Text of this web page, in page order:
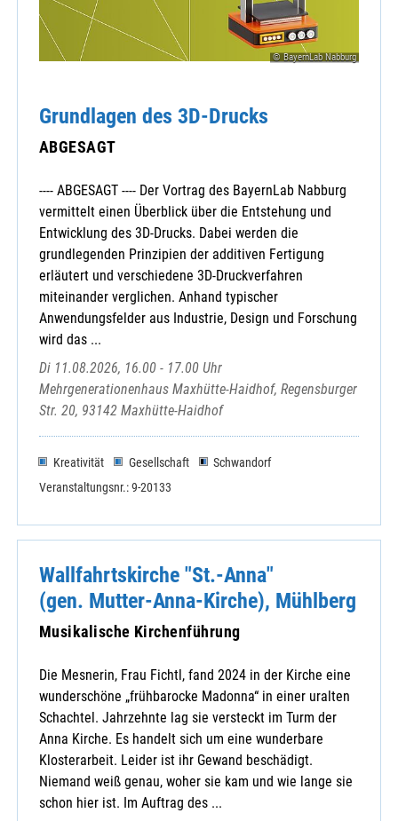
© BayernLab Nabburg
Grundlagen des 3D-Drucks
ABGESAGT
---- ABGESAGT ---- Der Vortrag des BayernLab Nabburg
vermittelt einen Überblick über die Entstehung und
Entwicklung des 3D-Drucks. Dabei werden die
grundlegenden Prinzipien der additiven Fertigung
erläutert und verschiedene 3D-Druckverfahren
miteinander verglichen. Anhand typischer
Anwendungsfelder aus Industrie, Design und Forschung
wird das ...
Di 11.08.2026, 16.00 - 17.00 Uhr
Mehrgenerationenhaus Maxhütte-Haidhof, Regensburger
Str. 20, 93142 Maxhütte-Haidhof
Kreativität Gesellschaft
Schwandorf
Veranstaltungsnr.: 9-20133
Wallfahrtskirche "St.-Anna"
(gen. Mutter-Anna-Kirche), Mühlberg
Musikalische Kirchenführung
Die Mesnerin, Frau Fichtl, fand 2024 in der Kirche eine
wunderschöne „frühbarocke Madonna“ in einer uralten
Schachtel. Jahrzehnte lag sie versteckt im Turm der
Anna Kirche. Es handelt sich um eine wunderbare
Klosterarbeit. Leider ist ihr Gewand beschädigt.
Niemand weiß genau, woher sie kam und wie lange sie
schon hier ist. Im Auftrag des ...